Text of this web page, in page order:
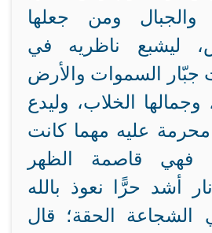
والجبال ومن جعلها
ليشبع ناظريه في
جبّار السموات والأرض
وجمالها الخلاب، وليدع
عليه مهما كانت
فهي قاصمة الظهر
أشد حرًّا نعوذ بالله
الشجاعة الحقة؛ قال